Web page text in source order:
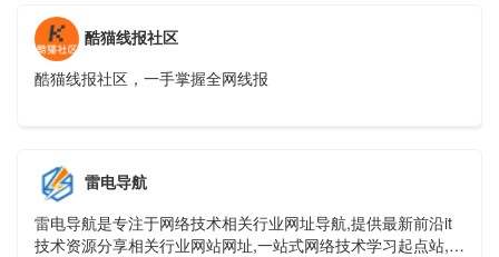
酷猫线报社区
酷猫线报社区，一手掌握全网线报
雷电导航
雷电导航是专注于网络技术相关行业网址导航,提供最新前沿it
技术资源分享相关行业网站网址,一站式网络技术学习起点站,用